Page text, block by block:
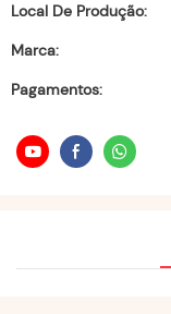
Local De Produção:
Marca:
Pagamentos: